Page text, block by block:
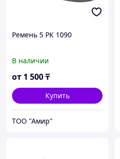
Ремень 5 РК 1090
В наличии
от 1 500₸
Купить
ТОО "Амир"